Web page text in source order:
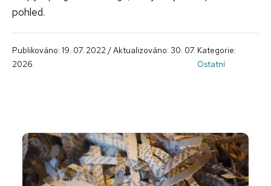
pohled.
Publikováno: 19. 07. 2022 / Aktualizováno: 30. 07.
2026
Kategorie:
Ostatní